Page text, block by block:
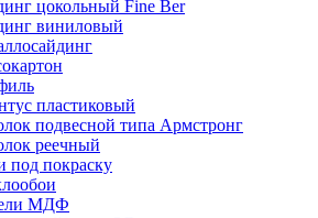
цокольный Fine Ber
виниловый
пластиковый
подвесной типа Армстронг
реечный
под покраску
МДФ